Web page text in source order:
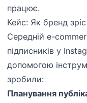
працює.
Кейс: Як бренд
Середній e-
підписників у
допомогою
зробили:
Планування